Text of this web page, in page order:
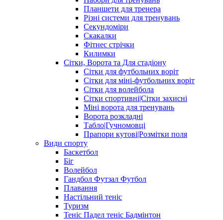
Планшети для тренера
Різні системи для тренувань
Секундоміри
Скакалки
Фітнес стрічки
Килимки
Сітки, Ворота та Для стадіону
Сітки для футбольних воріт
Сітки для міні-футбольних воріт
Сітки для волейбола
Сітки спортивні|Cітки захисні
Міні ворота для тренувань
Ворота розкладні
Табло|Гучномовці
Прапори кутові|Розмітки поля
Види спорту
Баскетбол
Біг
Волейбол
Гандбол Футзал Футбол
Плавання
Настільний теніс
Туризм
Теніс Падел теніс Бадмінтон